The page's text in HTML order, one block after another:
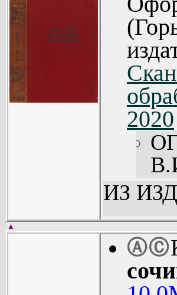
2020
(6).
ИЗ
▲
ⒶⒸ